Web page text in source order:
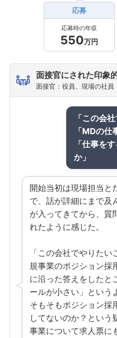
応募
応募時の年収
550万円
面接官にされた印象
面接官：役員、現場の社員
「この会
「MDの仕
「仕事を
か」
開始当初は現場担当と
で、話が詳細にまで及
が入ってきてから、質
れたように感じた。
「この会社でやりた
規事業のポジション採
に沿った答えをしたと
ールが小さい」という
そもそもポジション採
してないのか？という
事業について求人票に